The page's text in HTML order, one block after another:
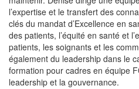
l’expertise et le transfert des
clés du mandat d’Excellence en
des patients, l’équité en santé et
patients, les soignants et les
également du leadership dans le
formation pour cadres en équipe
leadership et la gouvernance.